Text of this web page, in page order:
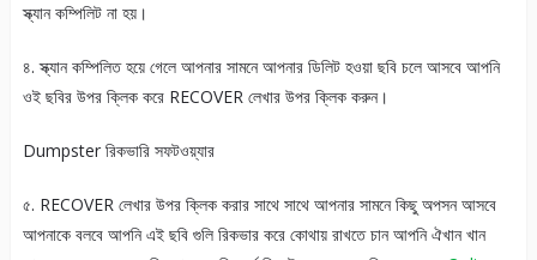
স্ক্যান কম্পিলিট না হয়।
৪. স্ক্যান কম্পিলিত হয়ে গেলে আপনার সামনে আপনার ডিলিট হওয়া ছবি চলে আসবে আপনি
ওই ছবির উপর ক্লিক করে RECOVER লেখার উপর ক্লিক করুন।
Dumpster রিকভারি সফটওয়্যার
৫. RECOVER লেখার উপর ক্লিক করার সাথে সাথে আপনার সামনে কিছু অপসন আসবে
আপনাকে বলবে আপনি এই ছবি গুলি রিকভার করে কোথায় রাখতে চান আপনি ঐখান খান